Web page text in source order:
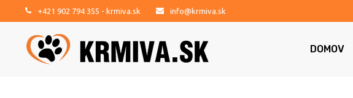
+421 902 794 355 - krmiva.sk info@krmiva.sk
DOMOV